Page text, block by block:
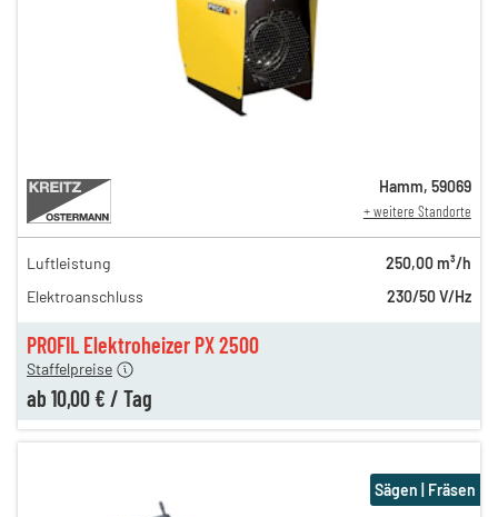
PROFIL Elektroheizer PX 2500
20,00 €
16,00 €
Staffelpreise
ab 10,00 € / Tag
Hamm, 59069
+ weitere Standorte
Luftleistung
250,00 m³/h
Elektroanschluss
230/50 V/Hz
Sägen | Fräsen